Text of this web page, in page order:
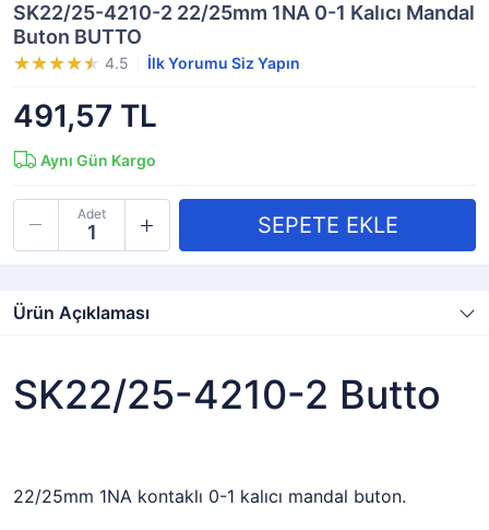
SK22/25-4210-2 22/25mm 1NA 0-1 Kalıcı Mandal
Buton BUTTO
4.5 İlk Yorumu Siz Yapın
491,57 TL
Aynı Gün Kargo
Adet
Ürün Açıklaması
SK22/25-4210-2 Butto
22/25mm 1NA kontaklı 0-1 kalıcı mandal buton.